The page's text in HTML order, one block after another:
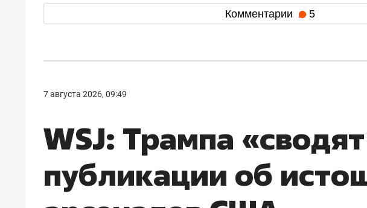
Комментарии 5
7 августа 2026, 09:49
WSJ: Трампа
публикации об